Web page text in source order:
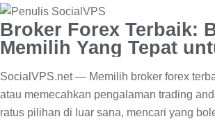
Broker Forex Terbaik:
Memilih Yang Tepat
SocialVPS.net — Memilih broker forex
atau memecahkan pengalaman trading
ratus pilihan di luar sana, mencari yang